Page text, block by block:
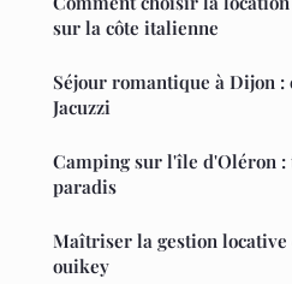
sur la côte italienne
Séjour romantique à Dijon :
Jacuzzi
Camping sur l'île d'Oléron :
paradis
Maîtriser la gestion locative
ouikey